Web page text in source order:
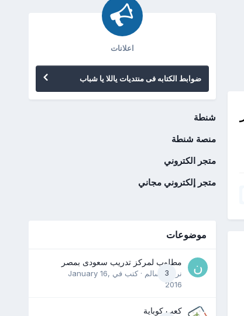
اعلانات
ضوابط الكتابه فى منتديات ياللا يا شباب
شنطة
منصة شنطة
متجر الكتروني
متجر إلكتروني مجاني
موضوعات
3
مطلوب لمركز تدريب سعودى بمصر
نرمين سالم · كتب في January 16,
2016
كعب كوباية